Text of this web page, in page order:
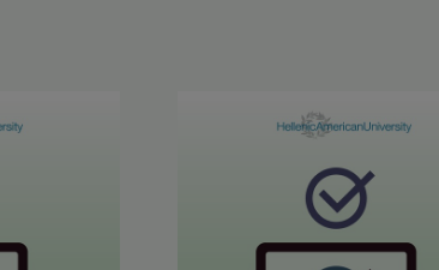
2026 Αποτελέσματα ABLE B2 &